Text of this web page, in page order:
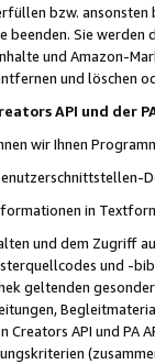
bzw. ansonsten
Sie werden
und Amazon-
und löschen
API und der
wir Ihnen
in
und dem Zugriff
und
geltenden
API und PA